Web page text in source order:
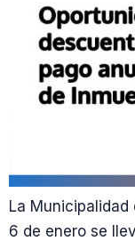
La
6 de enero se